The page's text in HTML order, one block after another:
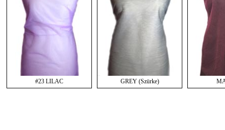
#23 LILAC GREY (Szürke)